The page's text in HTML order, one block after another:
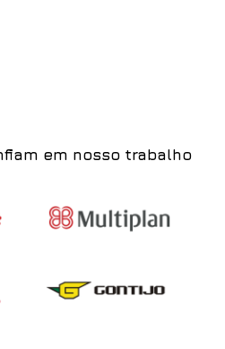
em nosso trabalho